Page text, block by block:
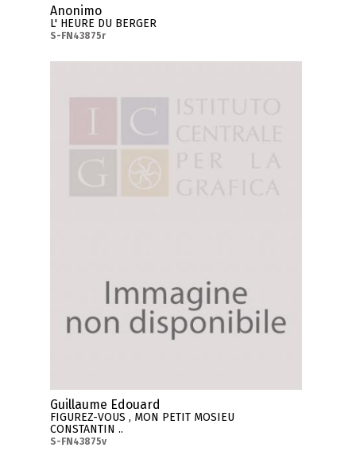
Anonimo
L' HEURE DU BERGER
S-FN43875r
Guillaume Edouard
FIGUREZ-VOUS , MON PETIT MOSIEU
CONSTANTIN ..
S-FN43875v